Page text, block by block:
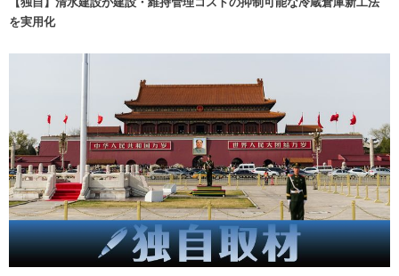
を実用化